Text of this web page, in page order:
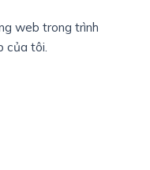
web trong trình
của tôi.